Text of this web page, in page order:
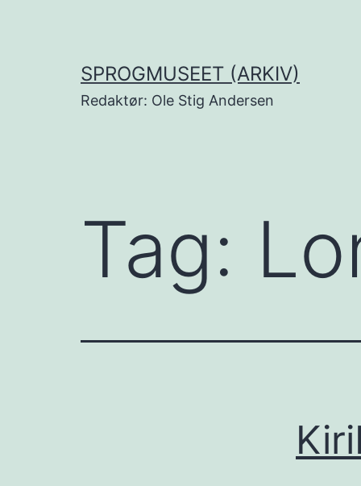
SPROGMUSEET (ARKIV)
Redaktør: Ole Stig Andersen
Tag: